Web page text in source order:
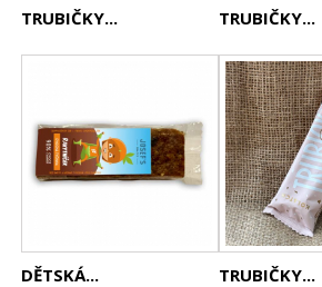
TRUBIČKY... TRUBIČKY...
DĚTSKÁ... TRUBIČKY...